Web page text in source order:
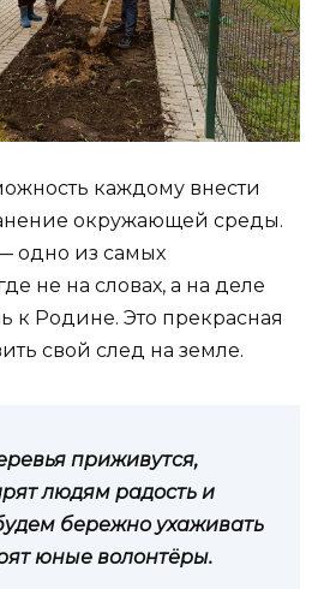
каждому внести
окружающей среды.
одно из самых
не на словах, а на деле
к Родине. Это прекрасная
свой след на земле.
приживутся,
людям радость и
бережно ухаживать
юные волонтёры.